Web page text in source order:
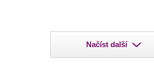
Načíst další